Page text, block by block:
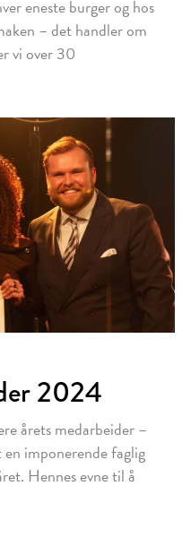
eneste burger og hos
– det handler om
vi over 30
2024
årets medarbeider –
imponerende faglig
Hennes evne til å